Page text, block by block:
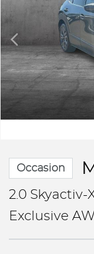
Occasion
2.0 Skyactiv-
Exclusive